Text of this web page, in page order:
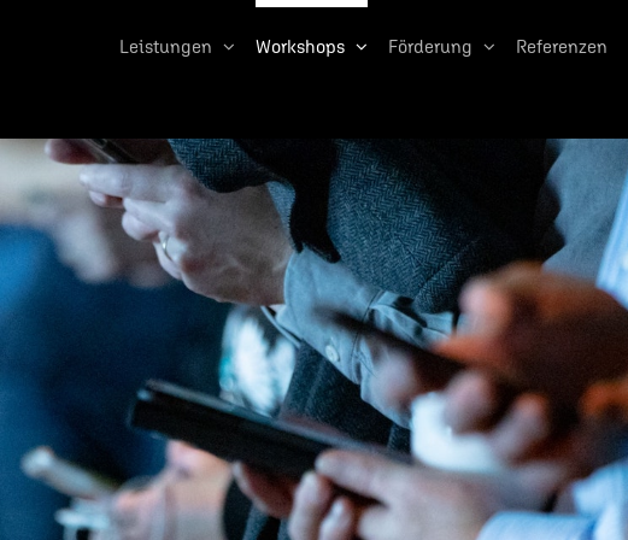
Leistungen Workshops Förderung Referenzen